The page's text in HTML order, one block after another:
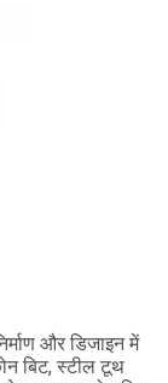
और डिजाइन में
बिट, स्टील टूथ